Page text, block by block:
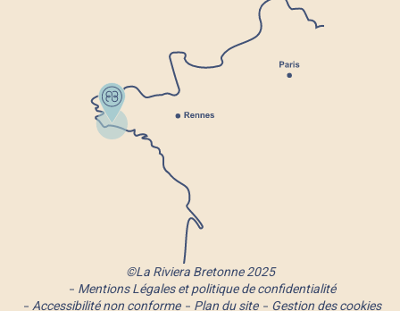
©La Riviera Bretonne 2025
Mentions Légales et politique de confidentialité
Accessibilité non conforme
Plan du site Gestion des cookies